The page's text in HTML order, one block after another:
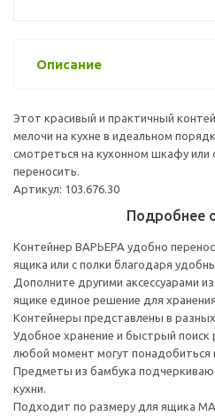
Описание
Этот красивый и практичный
мелочи на кухне в идеальном
смотреться на кухонном шкафу или
переносить.
Артикул: 103.676.30
Подробнее
Контейнер ВАРЬЕРА удобно
ящика или с полки благодаря
Дополните другими аксессуарами
ящике единое решение для хранения.
Контейнеры представлены в
Удобное хранение и быстрый
любой момент могут понадобиться
Предметы из бамбука
кухни.
Подходит по размеру для ящика